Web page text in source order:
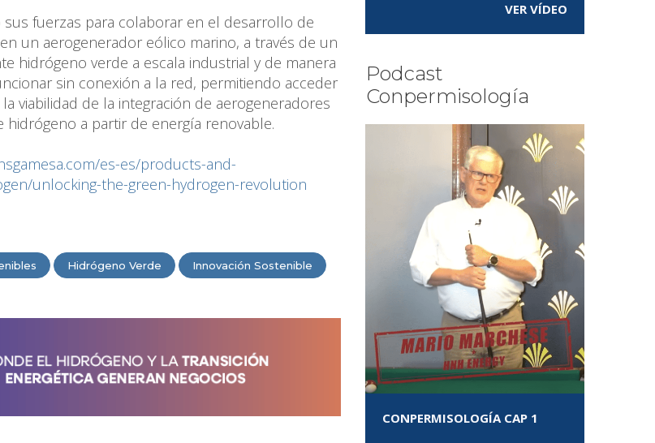
sus fuerzas para colaborar en el desarrollo de
un aerogenerador eólico marino, a través de un
hidrógeno verde a escala industrial y de manera
sin conexión a la red, permitiendo acceder
viabilidad de la integración de aerogeneradores
a partir de energía renovable.
es-es/products-and-
unlocking-the-green-hydrogen-revolution
Hidrógeno Verde Innovación Sostenible
VER VÍDEO
Podcast
Conpermisología
CONPERMISOLOGÍA CAP 1